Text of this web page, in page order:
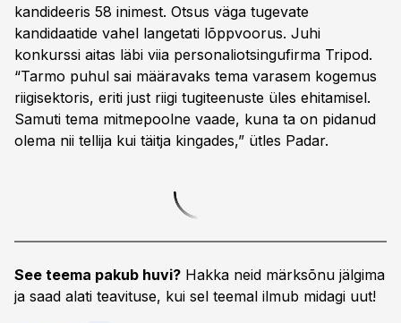
kandideeris 58 inimest. Otsus väga tugevate
kandidaatide vahel langetati lõppvoorus. Juhi
konkurssi aitas läbi viia personaliotsingufirma Tripod.
“Tarmo puhul sai määravaks tema varasem kogemus
riigisektoris, eriti just riigi tugiteenuste üles ehitamisel.
Samuti tema mitmepoolne vaade, kuna ta on pidanud
olema nii tellija kui täitja kingades,” ütles Padar.
See teema pakub huvi? Hakka neid märksõnu jälgima
ja saad alati teavituse, kui sel teemal ilmub midagi uut!